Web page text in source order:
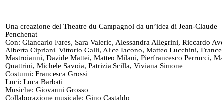
Una creazione del Theatre du Campagnol da un’idea di Jean-Claude
Penchenat
Con: Giancarlo Fares, Sara Valerio, Alessandra Allegrini, Riccardo
Alberta Cipriani, Vittorio Galli, Alice Iacono, Matteo Lucchini,
Mastroianni, Davide Mattei, Matteo Milani, Pierfrancesco Perrucci,
Quattrini, Michele Savoia, Patrizia Scilla, Viviana Simone
Costumi: Francesca Grossi
Luci: Luca Barbati
Musiche: Giovanni Grosso
Collaborazione musicale: Gino Castaldo